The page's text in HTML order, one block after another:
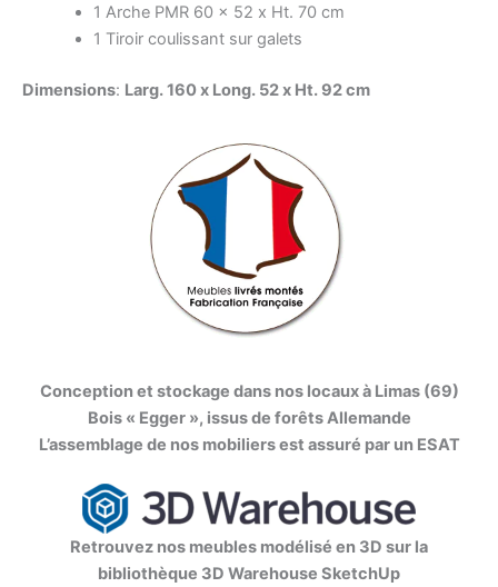
1 Arche PMR 60 x 52 x Ht. 70 cm
1 Tiroir coulissant sur galets
Dimensions: Larg. 160 x Long. 52 x Ht. 92 cm
Conception et stockage dans nos locaux à Limas (69)
Bois « Egger », issus de forêts Allemande
L’assemblage de nos mobiliers est assuré par un ESAT
Retrouvez nos meubles modélisé en 3D sur la
bibliothèque 3D Warehouse SketchUp